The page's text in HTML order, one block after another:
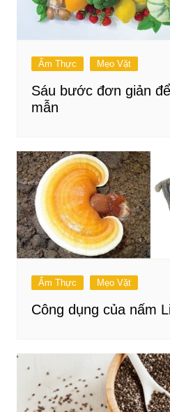
Ẩm Thực Mẹo Vặt
Sáu bước đơn giản
mẫn
Ẩm Thực Mẹo Vặt
Công dụng của nấm